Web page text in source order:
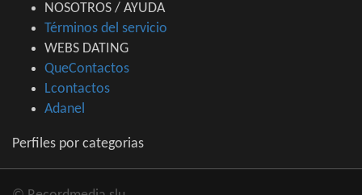
NOSOTROS / AYUDA
Términos del servicio
WEBS DATING
QueContactos
Lcontactos
Adanel
Perfiles por categorias